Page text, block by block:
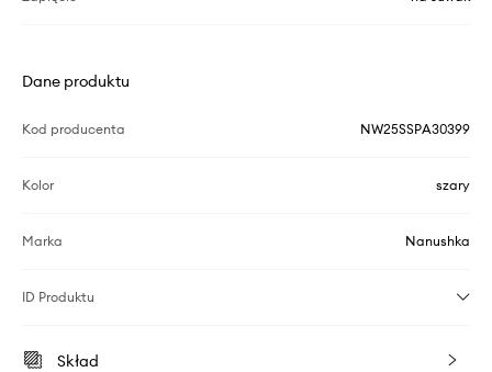
Dane produktu
Kod producenta NW25SSPA30399
Kolor szary
Marka Nanushka
ID Produktu
Skład